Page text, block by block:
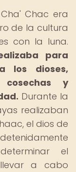
Chac era
de la cultura
con la luna.
para
los dioses,
cosechas y
Durante la
realizaban
el dios de
el
a cabo